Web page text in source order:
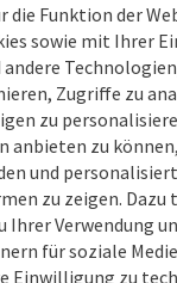
die Funktion der
sowie mit Ihrer
andere
Zugriffe zu
zu
anbieten zu
und
zu zeigen. Dazu
Verwendung
für soziale
Einwilligung zu